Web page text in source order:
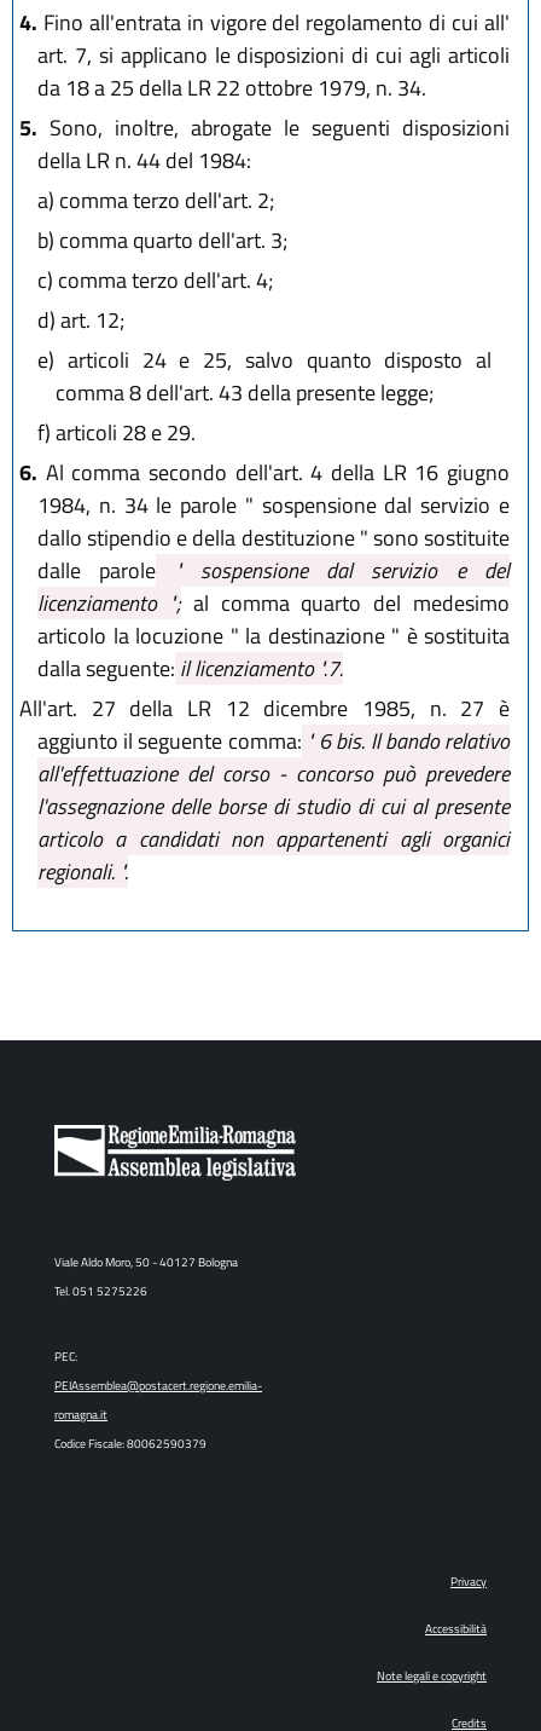
4. Fino all'entrata in vigore del regolamento di cui all'
art. 7, si applicano le disposizioni di cui agli articoli
da 18 a 25 della LR 22 ottobre 1979, n. 34.
5. Sono, inoltre, abrogate le seguenti disposizioni
della LR n. 44 del 1984:
a) comma terzo dell'art. 2;
b) comma quarto dell'art. 3;
c) comma terzo dell'art. 4;
d)art. 12;
e) articoli 24 e 25, salvo quanto disposto al
comma 8 dell'art. 43 della presente legge;
f)articoli 28 e 29.
6. Al comma secondo dell'art. 4 della LR 16 giugno
1984, n. 34 le parole " sospensione dal servizio e
dallo stipendio e della destituzione " sono sostituite
dalle parole " sospensione dal servizio e del
licenziamento ";al comma quarto del medesimo
articolo la locuzione " la destinazione " è sostituita
dalla seguente: il licenziamento ".7.
All'art. 27 della LR 12 dicembre 1985, n. 27 è
aggiunto il seguente comma: " 6 bis. Il bando relativo
all'effettuazione del corso - concorso può prevedere
l'assegnazione delle borse di studio di cui al presente
articolo a candidati non appartenenti agli organici
regionali. ".
Viale Aldo Moro, 50 - 40127 Bologna
Tel. 051 5275226
PEC:
PEIAssemblea@postacert.regione.emilia-
romagna.it
Codice Fiscale: 80062590379
Privacy
Accessibilità
Note legali e copyright
Credits